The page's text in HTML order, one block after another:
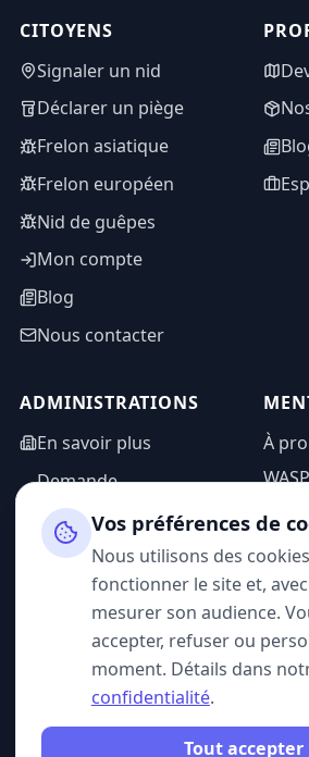
CITOYENS
Signaler un nid
Déclarer un piège
Frelon asiatique
Frelon européen
Nid de guêpes
Mon compte
Blog
Nous contacter
ADMINISTRATIONS
En savoir plus
Demande
d'information
Espace admin
À
CGU
SUIVEZ-NOUS
Vos préférences de
Nous utilisons des
fonctionner le site et,
mesurer son audience.
accepter, refuser ou
moment. Détails dans
confidentialité.
Tout accepter